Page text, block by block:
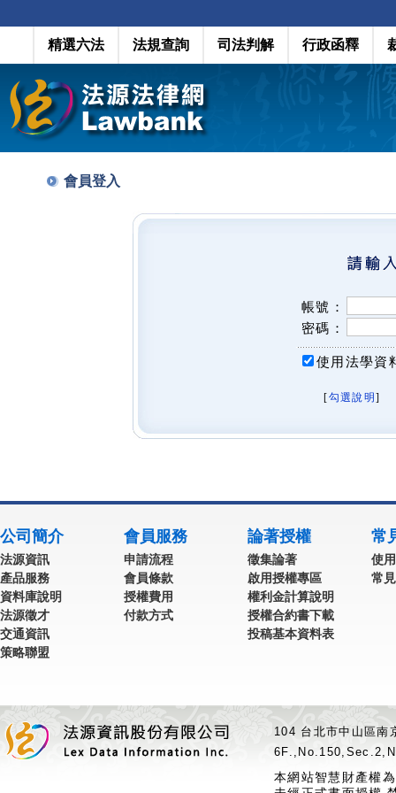
精選六法 法規查詢 司法判解 行政函釋
會員登入
帳號：
密碼：
使用法學資
[勾選說明 ]
公司簡介
法源資訊
產品服務
資料庫說明
法源徵才
交通資訊
策略聯盟
會員服務
申請流程
會員條款
授權費用
付款方式
論著授權
徵集論著
啟用授權專區
權利金計算說明
授權合約書下載
投稿基本資料表
常
使
常
104 台北市中山區
本網站智慧財產權